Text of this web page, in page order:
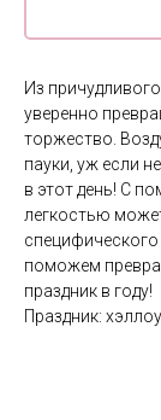
Из
уверенно
торжество.
пауки, уж если
в этот день! С
легкостью
поможем
праздник в году!
Праздник: